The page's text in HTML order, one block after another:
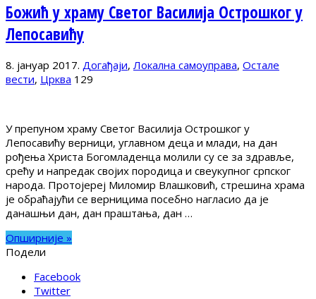
Божић у храму Светог Василија Острошког у
Лепосавићу
8. јануар 2017. Догађаји, Локална самоуправа, Остале
вести, Црква 129
У препуном храму Светог Василија Острошког у
Лепосавићу верници, углавном деца и млади, на дан
рођења Христа Богомладенца молили су се за здравље,
срећу и напредак својих породица и свеукупног српског
народа. Протојереј Миломир Влашковић, стрешина храма
је обраћајући се верницима посебно нагласио да је
данашњи дан, дан праштања, дан …
Опширније »
Подели
Facebook
Twitter